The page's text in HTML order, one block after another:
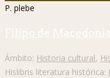
P. plebe
Filipo de
Ámbito: Historia cultural,
Hislibris literatura histórica: